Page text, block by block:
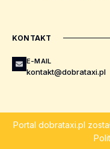
KONTAKT
E-MAIL
kontakt@dobrataxi.pl
Portal dobrataxi.pl